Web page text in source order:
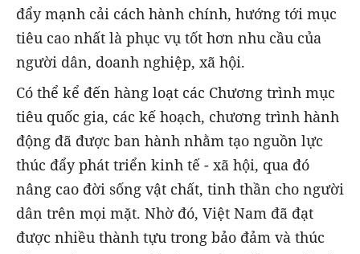
đẩy mạnh cải cách hành chính, hướng tới mục
tiêu cao nhất là phục vụ tốt hơn nhu cầu của
người dân, doanh nghiệp, xã hội.
Có thể kể đến hàng loạt các Chương trình mục
tiêu quốc gia, các kế hoạch, chương trình hành
động đã được ban hành nhằm tạo nguồn lực
thúc đẩy phát triển kinh tế - xã hội, qua đó
nâng cao đời sống vật chất, tinh thần cho người
dân trên mọi mặt. Nhờ đó, Việt Nam đã đạt
được nhiều thành tựu trong bảo đảm và thúc